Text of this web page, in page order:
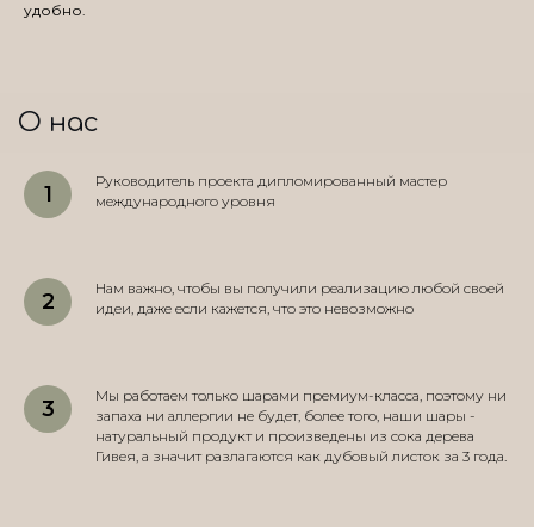
удобно.
О нас
Руководитель проекта дипломированный мастер
международного уровня
Нам важно, чтобы вы получили реализацию любой своей
идеи, даже если кажется, что это невозможно
Мы работаем только шарами премиум-класса, поэтому ни
запаха ни аллергии не будет, более того, наши шары -
натуральный продукт и произведены из сока дерева
Гивея, а значит разлагаются как дубовый листок за 3 года.